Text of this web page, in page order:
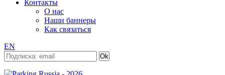
Контакты
О нас
Наши баннеры
Как связаться
EN